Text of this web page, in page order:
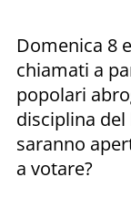
Domenica 8
chiamati a
popolari
disciplina del
saranno
a votare?